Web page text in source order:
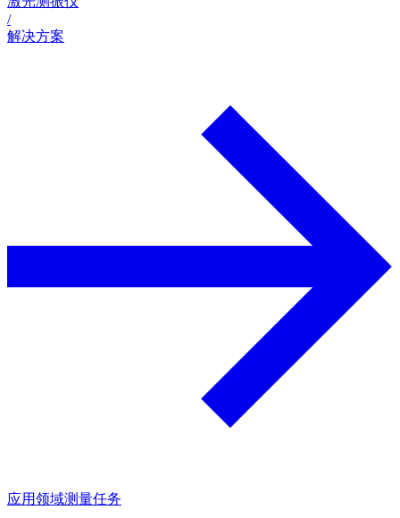
/
解决方案
应用领域测量任务